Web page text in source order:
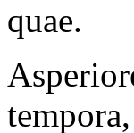
quae.